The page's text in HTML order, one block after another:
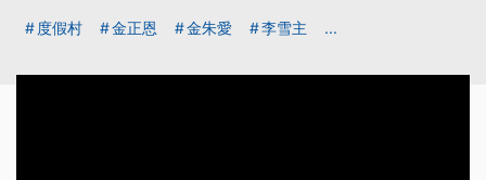
度假村 金正恩 金朱愛 李雪主 ...